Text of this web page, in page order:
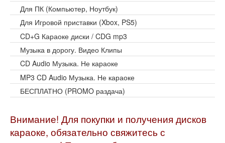
Для ПК (Компьютер, Ноутбук)
Для Игровой приставки (Xbox, PS5)
CD+G Караоке диски / CDG mp3
Музыка в дорогу. Видео Клипы
CD Audio Музыка. Не караоке
MP3 CD Audio Музыка. Не караоке
БЕСПЛАТНО (PROMO раздача)
Внимание! Для покупки и получения дисков
караоке, обязательно свяжитесь с